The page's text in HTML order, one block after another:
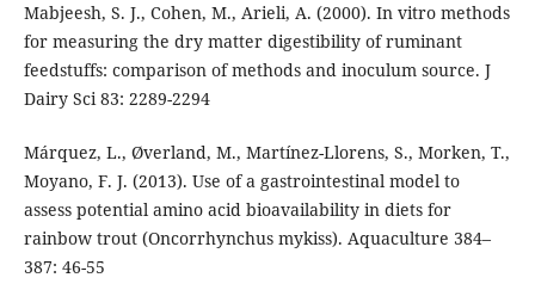
Mabjeesh, S. J., Cohen, M., Arieli, A. (2000). In vitro methods
for measuring the dry matter digestibility of ruminant
feedstuffs: comparison of methods and inoculum source. J
Dairy Sci 83: 2289-2294
Márquez, L., Øverland, M., Martínez-Llorens, S., Morken, T.,
Moyano, F. J. (2013). Use of a gastrointestinal model to
assess potential amino acid bioavailability in diets for
rainbow trout (Oncorrhynchus mykiss). Aquaculture 384–
387: 46-55